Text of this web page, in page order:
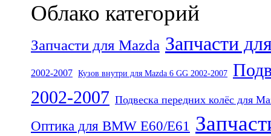
Облако категорий
Запчасти для Mazda Запчасти
2002-2007 Кузов внутри для Mazda 6 GG 2002-2007
2002-2007 Подвеска передних колёс для
Оптика для BMW E60/E61